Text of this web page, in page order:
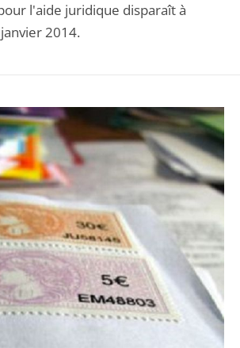
l'aide juridique disparaît à
2014.